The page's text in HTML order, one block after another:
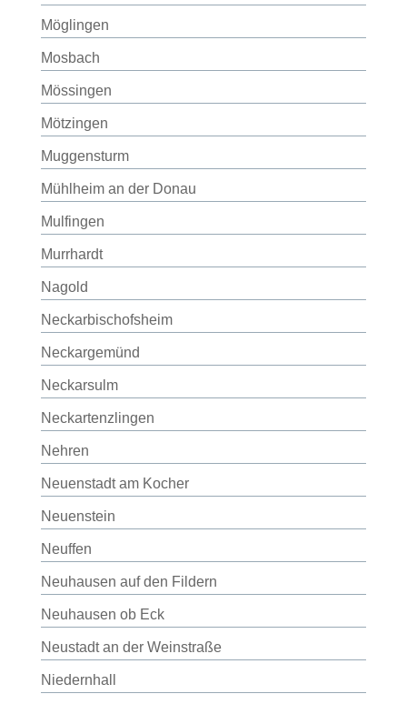
Möglingen
Mosbach
Mössingen
Mötzingen
Muggensturm
Mühlheim an der Donau
Mulfingen
Murrhardt
Nagold
Neckarbischofsheim
Neckargemünd
Neckarsulm
Neckartenzlingen
Nehren
Neuenstadt am Kocher
Neuenstein
Neuffen
Neuhausen auf den Fildern
Neuhausen ob Eck
Neustadt an der Weinstraße
Niedernhall